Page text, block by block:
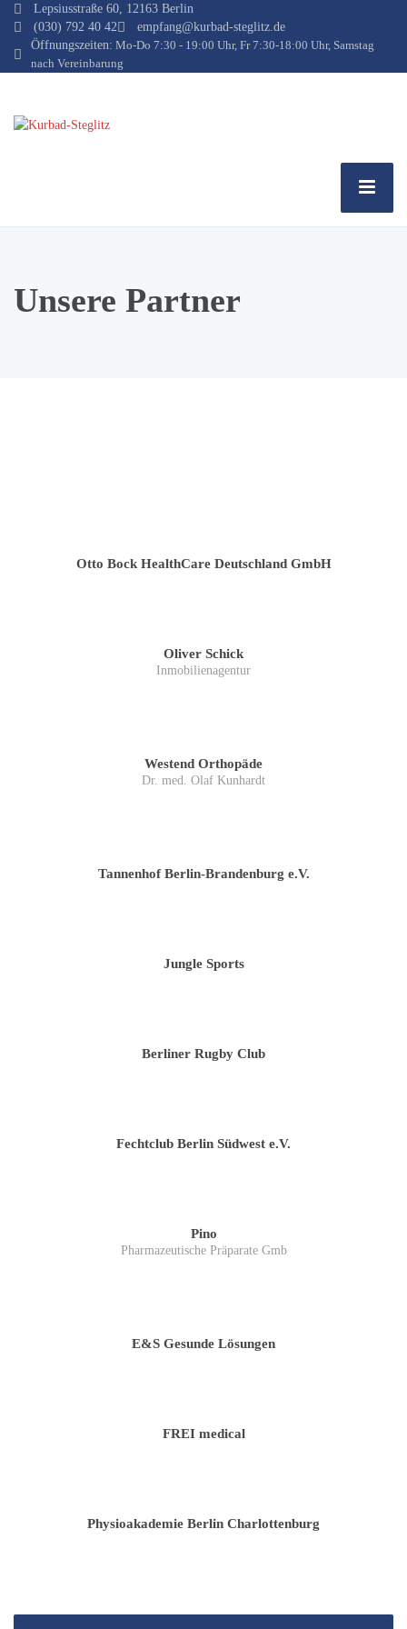
Lepsiusstraße 60, 12163 Berlin
(030) 792 40 42
empfang@kurbad-steglitz.de
Öffnungszeiten: Mo-Do 7:30 - 19:00 Uhr, Fr 7:30-18:00 Uhr, Samstag
nach Vereinbarung
Unsere Partner
Otto Bock HealthCare Deutschland GmbH
Oliver Schick
Inmobilienagentur
Westend Orthopäde
Dr. med. Olaf Kunhardt
Tannenhof Berlin-Brandenburg e.V.
Jungle Sports
Berliner Rugby Club
Fechtclub Berlin Südwest e.V.
Pino
Pharmazeutische Präparate Gmb
E&S Gesunde Lösungen
FREI medical
Physioakademie Berlin Charlottenburg